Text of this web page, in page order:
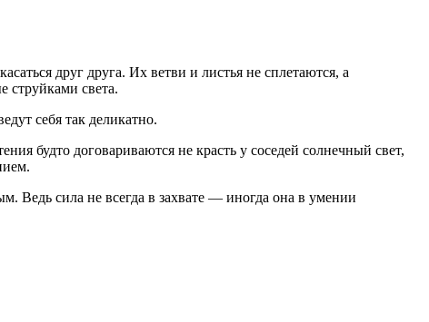
друг друга. Их ветви и листья не сплетаются, а
струйками света.
себя так деликатно.
будто договариваются не красть у соседей солнечный свет,
Ведь сила не всегда в захвате — иногда она в умении